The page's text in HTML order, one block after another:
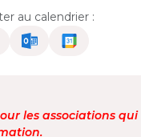
au calendrier :
les associations qui